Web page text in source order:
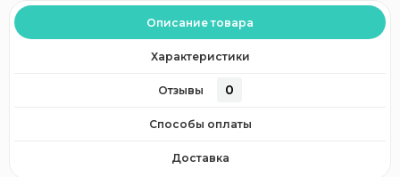
Описание товара
Характеристики
Отзывы 0
Способы оплаты
Доставка